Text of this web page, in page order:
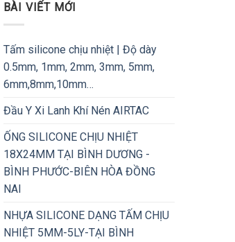
BÀI VIẾT MỚI
Tấm silicone chịu nhiệt | Độ dày
0.5mm, 1mm, 2mm, 3mm, 5mm,
6mm,8mm,10mm…
Đầu Y Xi Lanh Khí Nén AIRTAC
ỐNG SILICONE CHỊU NHIỆT
18X24MM TẠI BÌNH DƯƠNG -
BÌNH PHƯỚC-BIÊN HÒA ĐỒNG
NAI
NHỰA SILICONE DẠNG TẤM CHỊU
NHIỆT 5MM-5LY-TẠI BÌNH